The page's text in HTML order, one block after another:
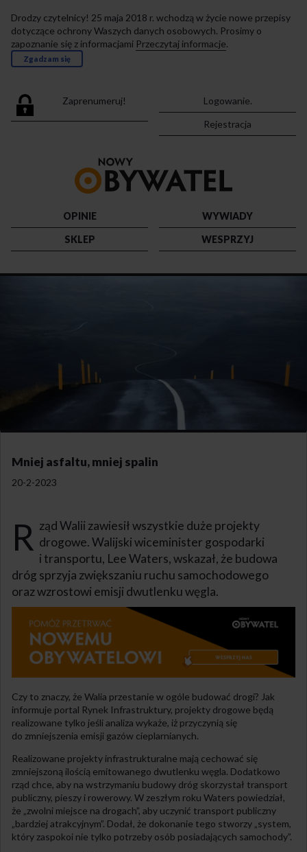
Drodzy czytelnicy! 25 maja 2018 r. wchodzą w życie nowe przepisy
dotyczące ochrony Waszych danych osobowych. Prosimy o
zapoznanie się z informacjami Przeczytaj informacje.
Zgadzam się
Zaprenumeruj!
Logowanie.
Rejestracja
strony
OPINIE
WYWIADY
SKLEP
WESPRZYJ
Mniej asfaltu, mniej spalin
20-2-2023
R ząd Walii zawiesił wszystkie duże projekty
drogowe. Walijski wiceminister gospodarki
i transportu, Lee Waters, wskazał, że budowa
dróg sprzyja zwiększaniu ruchu samochodowego
oraz wzrostowi emisji dwutlenku węgla.
Czy to znaczy, że Walia przestanie w ogóle budować drogi? Jak
informuje portal Rynek Infrastruktury, projekty drogowe będą
realizowane tylko jeśli analiza wykaże, iż przyczynią się
do zmniejszenia emisji gazów cieplarnianych.
Realizowane projekty infrastrukturalne mają cechować się
zmniejszoną ilością emitowanego dwutlenku węgla. Dodatkowo
rząd chce, aby na wstrzymaniu budowy dróg skorzystał transport
publiczny, pieszy i rowerowy. W zeszłym roku Waters powiedział,
że „zwolni miejsce na drogach”, aby uczynić transport publiczny
„bardziej atrakcyjnym”. Dodał, że dokonanie tego stworzy „system,
który zaspokoi nie tylko potrzeby osób posiadających samochody”.